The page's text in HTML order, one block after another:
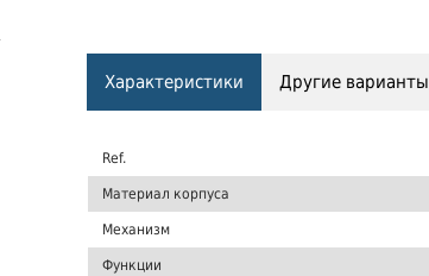
Характеристики Другие варианты
Ref.
Материал корпуса
Механизм
Функции